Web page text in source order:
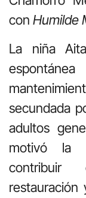
con Humilde
La niña
secundada
adultos
motivó la
contribuir
restauración